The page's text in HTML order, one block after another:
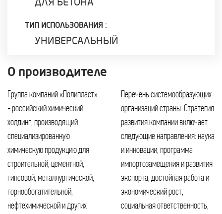
ТИП ИСПОЛЬЗОВАНИЯ :
УНИВЕРСАЛЬНЫЙ
О производителе
Группа компаний «Полипласт»
- российский химический
холдинг, производящий
специализированную
химическую продукцию для
строительной, цементной,
гипсовой, металлургической,
горнообогатительной,
нефтехимической и других
Перечень системообразующих
организаций страны. Стратегия
развития компании включает
следующие направления: наука
и инновации, программа
импортозамещения и развития
экспорта, достойная работа и
экономический рост,
социальная ответственность,